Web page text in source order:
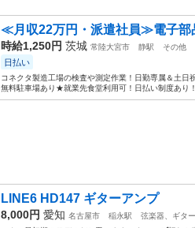
≪月収22万円・派遣社員≫電子部
時給1,250円 茨城 常陸大宮市 静駅 その他
日払い
コネクタ製造工場の検査や測定作業！日勤専属＆土
無料駐車場あり★就業先食堂利用可！日払い制度あり
LINE6 HD147 ギターアンプ
8,000円 愛知 名古屋市 稲永駅
弦楽器、ギター